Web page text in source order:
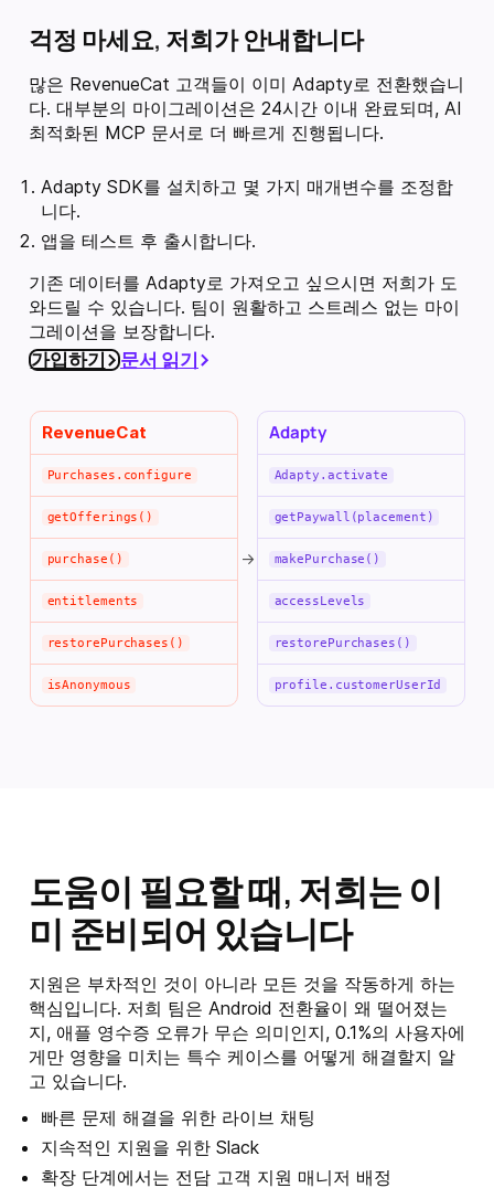
걱정 마세요, 저희가 안내합니다
많은 RevenueCat 고객들이 이미 Adapty로 전환했습니
다. 대부분의 마이그레이션은 24시간 이내 완료되며, AI
최적화된 MCP 문서로 더 빠르게 진행됩니다.
Adapty SDK를 설치하고 몇 가지 매개변수를 조정합
니다.
앱을 테스트 후 출시합니다.
기존 데이터를 Adapty로 가져오고 싶으시면 저희가 도
와드릴 수 있습니다. 팀이 원활하고 스트레스 없는 마이
그레이션을 보장합니다.
가입하기 문서 읽기
RevenueCat
Purchases.configure
getOfferings()
purchase()
entitlements
restorePurchases()
isAnonymous
→
Adapty
Adapty.activate
getPaywall(placement)
makePurchase()
accessLevels
restorePurchases()
profile.customerUserId
도움이 필요할 때, 저희는 이
미 준비되어 있습니다
지원은 부차적인 것이 아니라 모든 것을 작동하게 하는
핵심입니다. 저희 팀은 Android 전환율이 왜 떨어졌는
지, 애플 영수증 오류가 무슨 의미인지, 0.1%의 사용자에
게만 영향을 미치는 특수 케이스를 어떻게 해결할지 알
고 있습니다.
빠른 문제 해결을 위한 라이브 채팅
지속적인 지원을 위한 Slack
확장 단계에서는 전담 고객 지원 매니저 배정